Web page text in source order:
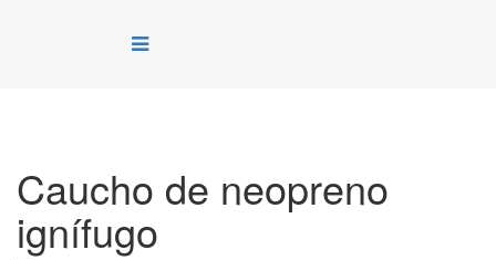
Caucho de neopreno
ignífugo